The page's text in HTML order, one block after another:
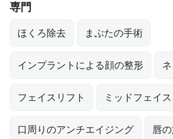
専門
ほくろ除去 まぶたの手術
インプラントによる顔の整形
フェイスリフト ミッドフェイ
口周りのアンチエイジング 唇